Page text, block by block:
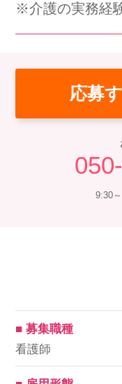
※介護の実務経
応募
9:30
■ 募集職種
看護師